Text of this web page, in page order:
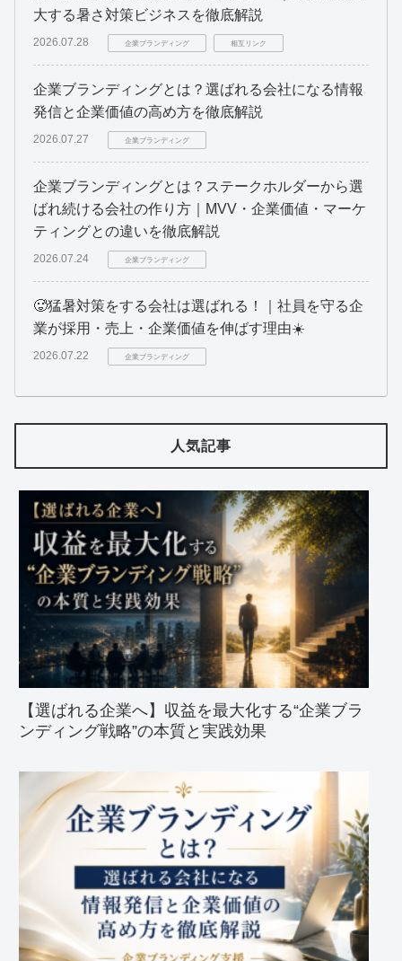
大する暑さ対策ビジネスを徹底解説
2026.07.28 企業ブランディング 相互リンク
企業ブランディングとは？選ばれる会社になる情報
発信と企業価値の高め方を徹底解説
2026.07.27 企業ブランディング
企業ブランディングとは？ステークホルダーから選
ばれ続ける会社の作り方｜MVV・企業価値・マーケ
ティングとの違いを徹底解説
2026.07.24 企業ブランディング
🥵猛暑対策をする会社は選ばれる！｜社員を守る企
業が採用・売上・企業価値を伸ばす理由☀️
2026.07.22 企業ブランディング
人気記事
【選ばれる企業へ】収益を最大化する“企業ブラ
ンディング戦略”の本質と実践効果